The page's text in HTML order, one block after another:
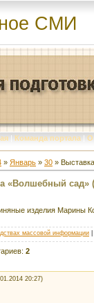
СМИ
| Команда портала | О
» Январь » 30 »
«Волшебный сад»
изделия Марины
массовой информации
: 2
20:27)